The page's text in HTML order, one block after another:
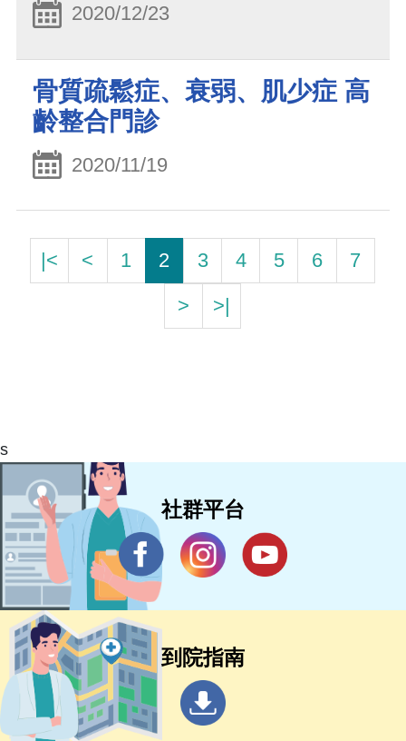
2020/12/23
骨質疏鬆症、衰弱、肌少症 高
齡整合門診
2020/11/19
|< < 1 2 3 4 5 6
7
>
>|
s
社群平台
到院指南